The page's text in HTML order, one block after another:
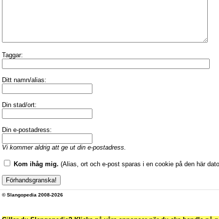
Taggar:
Ditt namn/alias:
Din stad/ort:
Din e-postadress:
Vi kommer aldrig att ge ut din e-postadress.
Kom ihåg mig. (Alias, ort och e-post sparas i en cookie på den här
© Slangopedia 2008-2026